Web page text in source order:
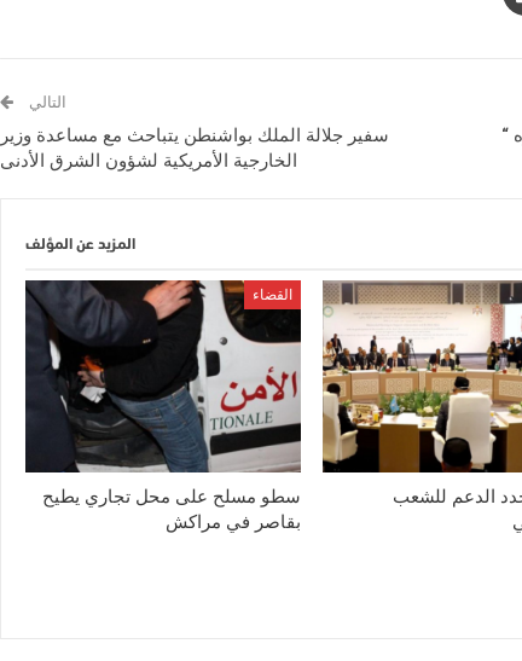
“
التالي
سفير جلالة الملك بواشنطن يتباحث مع مساعدة وزير
الخارجية الأمريكية لشؤون الشرق الأدنى
المزيد عن المؤلف
الدعم للشعب
القضاء
سطو مسلح على محل تجاري يطيح
بقاصر في مراكش